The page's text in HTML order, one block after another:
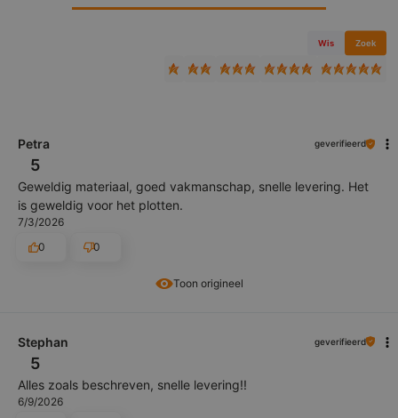
Wis Zoek
Toon origineel
Petra geverifieerd
5
Geweldig materiaal, goed vakmanschap, snelle levering. Het
is geweldig voor het plotten.
7/3/2026
0
0
Stephan geverifieerd
5
Alles zoals beschreven, snelle levering!!
6/9/2026